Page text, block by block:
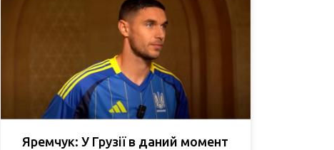
Яремчук: У Грузії в даний момент